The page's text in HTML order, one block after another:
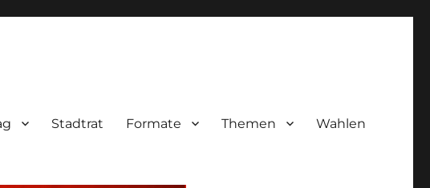
Stadtrat Formate Themen Wahlen